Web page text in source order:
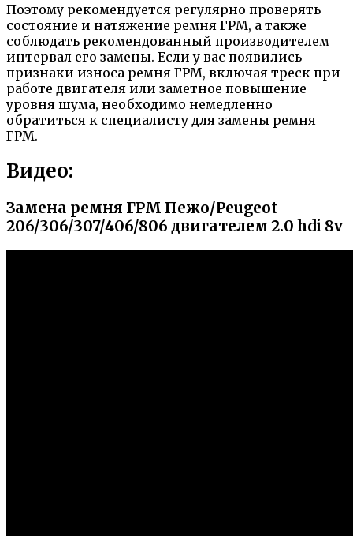
Поэтому рекомендуется регулярно проверять
состояние и натяжение ремня ГРМ, а также
соблюдать рекомендованный производителем
интервал его замены. Если у вас появились
признаки износа ремня ГРМ, включая треск при
работе двигателя или заметное повышение
уровня шума, необходимо немедленно
обратиться к специалисту для замены ремня
ГРМ.
Видео:
Замена ремня ГРМ Пежо/Peugeot
206/306/307/406/806 двигателем 2.0 hdi 8v